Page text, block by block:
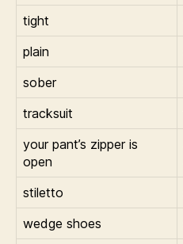
tight
plain
sober
tracksuit
your pant’s zipper is
open
stiletto
wedge shoes